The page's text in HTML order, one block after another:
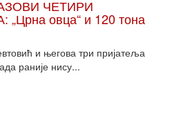
ЧЕТИРИ
овца“ и 120 тона
и његова три пријатеља
раније нису...